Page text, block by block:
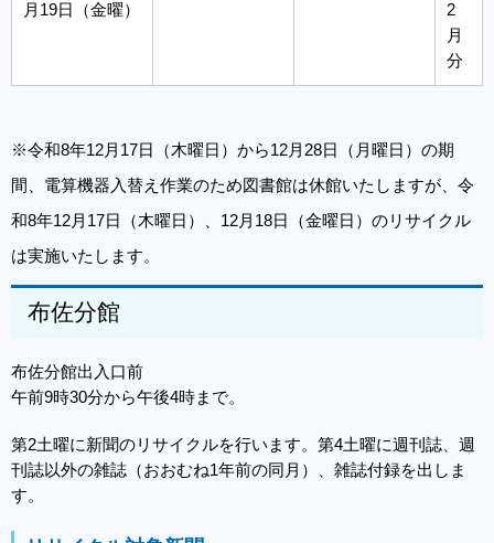
月19日（金曜）
2
月
分
※令和8年12月17日（木曜日）から12月28日（月曜日）の期
間、電算機器入替え作業のため図書館は休館いたしますが、令
和8年12月17日（木曜日）、12月18日（金曜日）のリサイクル
は実施いたします。
布佐分館
布佐分館出入口前
午前9時30分から午後4時まで。
第2土曜に新聞のリサイクルを行います。第4土曜に週刊誌、週
刊誌以外の雑誌（おおむね1年前の同月）、雑誌付録を出しま
す。